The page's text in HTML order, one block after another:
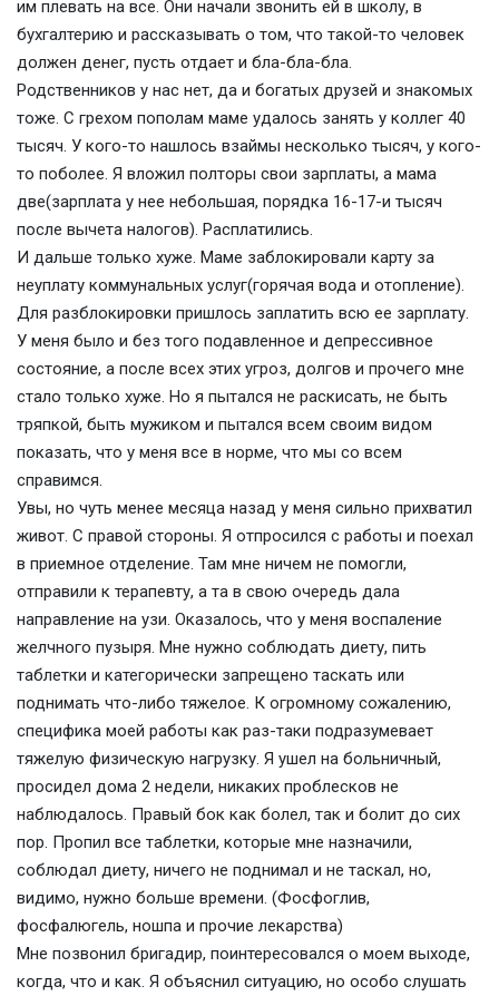
им плевать на все. Они начали звонить ей в школу, в
бухгалтерию и рассказывать о том, что такой-то человек
должен денег, пусть отдает и бла-бла-бла.
Родственников у нас нет, да и богатых друзей и знакомых
тоже. С грехом пополам маме удалось занять у коллег 40
тысяч. У кого-то нашлось взаймы несколько тысяч, у кого-
то поболее. Я вложил полторы свои зарплаты, а мама
две(зарплата у нее небольшая, порядка 16-17-и тысяч
после вычета налогов). Расплатились.
И дальше только хуже. Маме заблокировали карту за
неуплату коммунальных услуг(горячая вода и отопление).
Для разблокировки пришлось заплатить всю ее зарплату.
У меня было и без того подавленное и депрессивное
состояние, а после всех этих угроз, долгов и прочего мне
стало только хуже. Но я пытался не раскисать, не быть
тряпкой, быть мужиком и пытался всем своим видом
показать, что у меня все в норме, что мы со всем
справимся.
Увы, но чуть менее месяца назад у меня сильно прихватил
живот. С правой стороны. Я отпросился с работы и поехал
в приемное отделение. Там мне ничем не помогли,
отправили к терапевту, а та в свою очередь дала
направление на узи. Оказалось, что у меня воспаление
желчного пузыря. Мне нужно соблюдать диету, пить
таблетки и категорически запрещено таскать или
поднимать что-либо тяжелое. К огромному сожалению,
специфика моей работы как раз-таки подразумевает
тяжелую физическую нагрузку. Я ушел на больничный,
просидел дома 2 недели, никаких проблесков не
наблюдалось. Правый бок как болел, так и болит до сих
пор. Пропил все таблетки, которые мне назначили,
соблюдал диету, ничего не поднимал и не таскал, но,
видимо, нужно больше времени. (Фосфоглив,
фосфалюгель, ношпа и прочие лекарства)
Мне позвонил бригадир, поинтересовался о моем выходе,
когда, что и как. Я объяснил ситуацию, но особо слушать